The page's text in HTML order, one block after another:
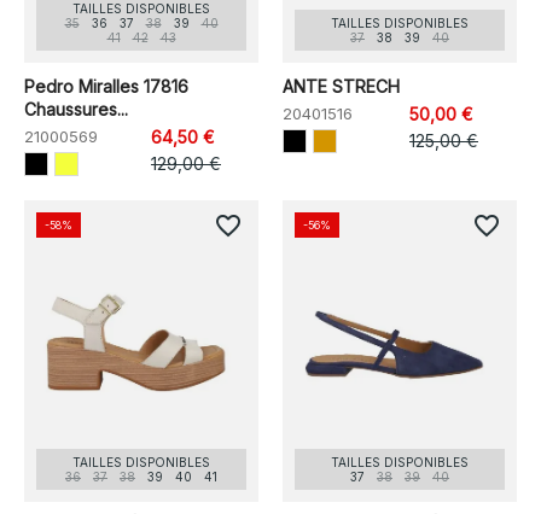
TAILLES DISPONIBLES
35
36 37 38 39
40
41
42 43
Pedro Miralles 17816
Chaussures...
21000569
64,50 €
129,00 €
TAILLES DISPONIBLES
37
38 39 40
ANTE STRECH
20401516
50,00 €
125,00 €
TAILLES DISPONIBLES
36
37 38 39 40 41
-58% favorite_border
TAILLES DISPONIBLES
37
38 39 40
-56% favorite_border